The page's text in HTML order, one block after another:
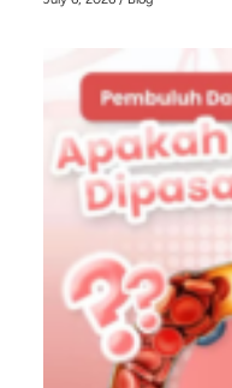
Memahami
Waktu yang
July 10, 2026/Blog